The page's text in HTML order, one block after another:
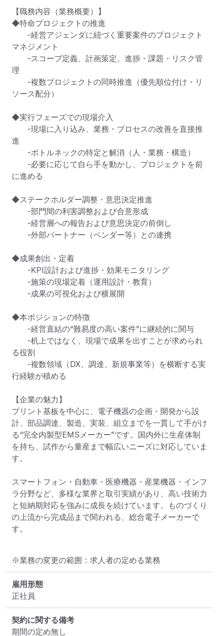
【職務内容（業務概要）】
◆特命プロジェクトの推進
-経営アジェンダに紐づく重要案件のプロジェクト
マネジメント
-スコープ定義、計画策定、進捗・課題・リスク管
理
-複数プロジェクトの同時推進（優先順位付け・リ
ソース配分）
◆実行フェーズでの現場介入
-現場に入り込み、業務・プロセスの改善を直接推
進
-ボトルネックの特定と解消（人・業務・構造）
-必要に応じて自ら手を動かし、プロジェクトを前
に進める
◆ステークホルダー調整・意思決定推進
-部門間の利害調整および合意形成
-経営層への報告および意思決定の前倒し
-外部パートナー（ベンダー等）との連携
◆成果創出・定着
-KPI設計および進捗・効果モニタリング
-施策の現場定着（運用設計・教育）
-成果の可視化および横展開
◆本ポジションの特徴
-経営直結の“難易度の高い案件”に継続的に関与
-机上ではなく、現場で成果を出すことが求められ
る役割
-複数領域（DX、調達、新規事業等）を横断する実
行経験が積める
【企業の魅力】
プリント基板を中心に、電子機器の企画・開発から設
計、部品調達、製造、実装、組立までを一貫して手がけ
る“完全内製型EMSメーカー”です。国内外に生産体制
を持ち、試作から量産まで幅広いニーズに対応していま
す。
スマートフォン・自動車・医療機器・産業機器・インフ
ラ分野など、多様な業界と取引実績があり、高い技術力
と短納期対応を強みに成長を続けています。ものづくり
の上流から完成品まで関われる、総合電子メーカーで
す。
※業務の変更の範囲：求人者の定める業務
雇用形態
正社員
契約に関する備考
期間の定め無し